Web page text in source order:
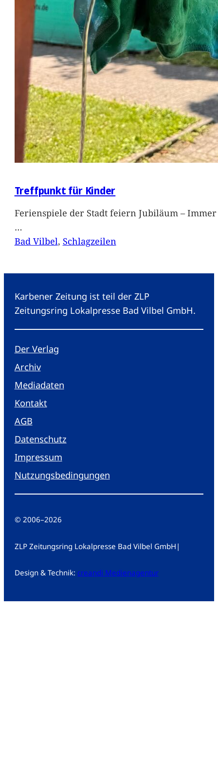
Treffpunkt für Kinder
Ferienspiele der Stadt feiern Jubiläum –
…
Bad Vilbel, Schlagzeilen
Karbener Zeitung ist teil der ZLP
Zeitungsring Lokalpresse Bad Vilbel GmbH.
Der Verlag
Archiv
Mediadaten
Kontakt
AGB
Datenschutz
Impressum
Nutzungsbedingungen
© 2006–2026
ZLP Zeitungsring Lokalpresse Bad Vilbel GmbH |
Design & Technik: creandi Medienagentur